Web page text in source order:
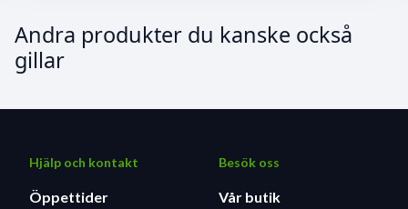
Andra produkter du kanske också
gillar
Hjälp och kontakt
Öppettider
Besök oss
Vår butik